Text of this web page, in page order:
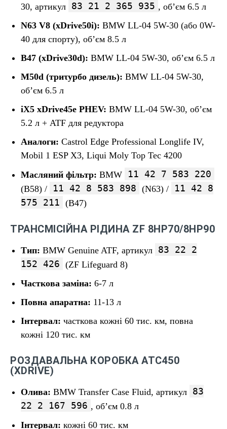
30, артикул 83 21 2 365 935 , об’єм 6.5 л
N63 V8 (xDrive50i): BMW LL-04 5W-30 (або 0W-
40 для спорту), об’єм 8.5 л
B47 (xDrive30d): BMW LL-04 5W-30, об’єм 6.5 л
M50d (триτурбо дизель): BMW LL-04 5W-30,
об’єм 6.5 л
iX5 xDrive45e PHEV: BMW LL-04 5W-30, об’єм
5.2 л + ATF для редуктора
Аналоги: Castrol Edge Professional Longlife IV,
Mobil 1 ESP X3, Liqui Moly Top Tec 4200
Масляний фільтр: BMW 11 42 7 583 220
(B58) / 11 42 8 583 898 (N63) /
11 42 8
575 211 (B47)
ТРАНСМІСІЙНА РІДИНА ZF 8HP70/8HP90
Тип: BMW Genuine ATF, артикул 83 22 2
152 426 (ZF Lifeguard 8)
Часткова заміна: 6-7 л
Повна апаратна: 11-13 л
Інтервал: часткова кожні 60 тис. км, повна
кожні 120 тис. км
РОЗДАВАЛЬНА КОРОБКА ATC450
(XDRIVE)
Олива: BMW Transfer Case Fluid, артикул 83
22 2 167 596 , об’єм 0.8 л
Інтервал: кожні 60 тис. км